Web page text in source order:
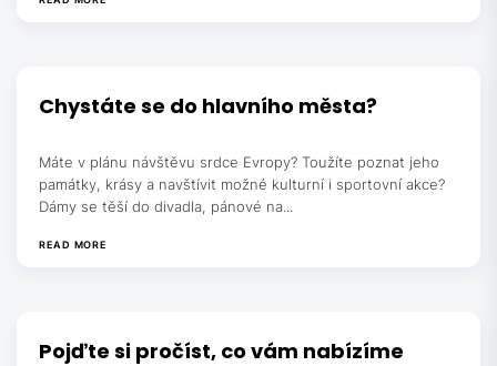
Chystáte se do hlavního města?
Máte v plánu návštěvu srdce Evropy? Toužíte poznat jeho
památky, krásy a navštívit možné kulturní i sportovní akce?
Dámy se těší do divadla, pánové na...
READ MORE
Pojďte si pročíst, co vám nabízíme